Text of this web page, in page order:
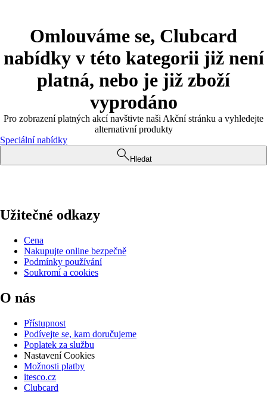
Omlouváme se, Clubcard
nabídky v této kategorii již není
platná, nebo je již zboží
vyprodáno
Pro zobrazení platných akcí navštivte naši Akční stránku a vyhledejte
alternativní produkty
Speciální nabídky
Hledat
Užitečné odkazy
Cena
Nakupujte online bezpečně
Podmínky používání
Soukromí a cookies
O nás
Přístupnost
Podívejte se, kam doručujeme
Poplatek za službu
Nastavení Cookies
Možnosti platby
itesco.cz
Clubcard